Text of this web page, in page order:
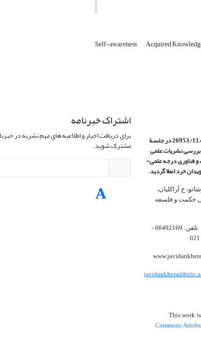
Self-awareness Acquired
براساس نامه شماره 26953/11/3/89 در جلسة
بررسی نشریات علمی
و فناوری درجه علمی‌-
خرد اعطا گردید.
خ آراکلیان،
حکمت و فلسفه
کدپستی: 1133614816، تلفن: 66492169 -
This work
Commons
اشتراک خبرنامه
برای دریافت اخبار و اطلاعیه های مهم نشریه در
مشترک شوید.